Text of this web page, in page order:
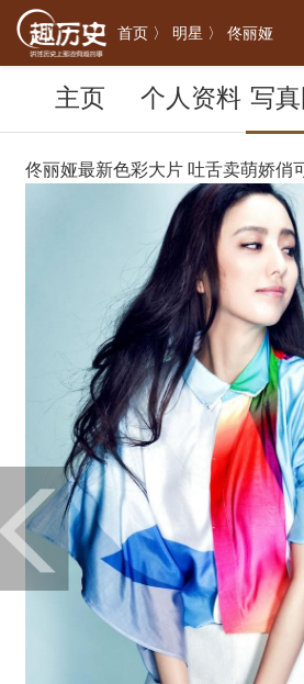
首页 〉 明星 〉 佟丽娅
主页 个人资料 写
佟丽娅最新色彩大片 吐舌卖萌娇俏